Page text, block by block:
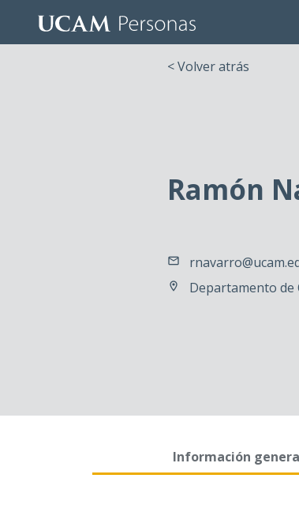
< Volver atrás
Ramón
Departamento de
Información